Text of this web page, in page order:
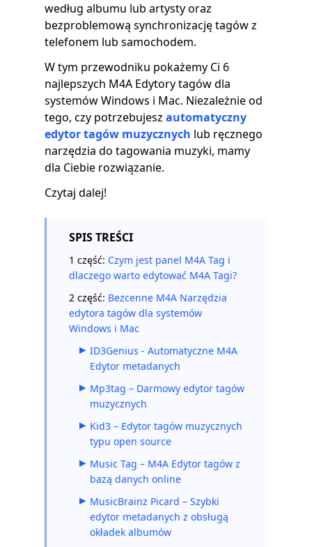
według albumu lub artysty oraz
bezproblemową synchronizację tagów z
telefonem lub samochodem.
W tym przewodniku pokażemy Ci 6
najlepszych M4A Edytory tagów dla
systemów Windows i Mac. Niezależnie od
tego, czy potrzebujesz automatyczny
edytor tagów muzycznych lub ręcznego
narzędzia do tagowania muzyki, mamy
dla Ciebie rozwiązanie.
Czytaj dalej!
SPIS TREŚCI
1 część: Czym jest panel M4A Tag i
dlaczego warto edytować M4A Tagi?
2 część: Bezcenne M4A Narzędzia
edytora tagów dla systemów
Windows i Mac
ID3Genius - Automatyczne M4A
Edytor metadanych
Mp3tag – Darmowy edytor tagów
muzycznych
Kid3 – Edytor tagów muzycznych
typu open source
Music Tag – M4A Edytor tagów z
bazą danych online
MusicBrainz Picard – Szybki
edytor metadanych z obsługą
okładek albumów